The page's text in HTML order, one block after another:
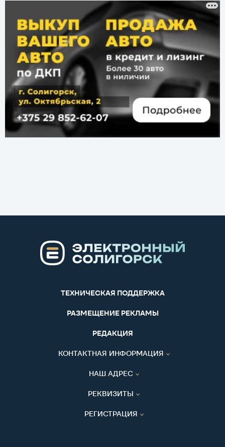
ТЕХНИЧЕСКАЯ ПОДДЕРЖКА
РАЗМЕЩЕНИЕ РЕКЛАМЫ
РЕДАКЦИЯ
КОНТАКТНАЯ ИНФОРМАЦИЯ
НАШ АДРЕС
РЕКВИЗИТЫ
РЕГИСТРАЦИЯ